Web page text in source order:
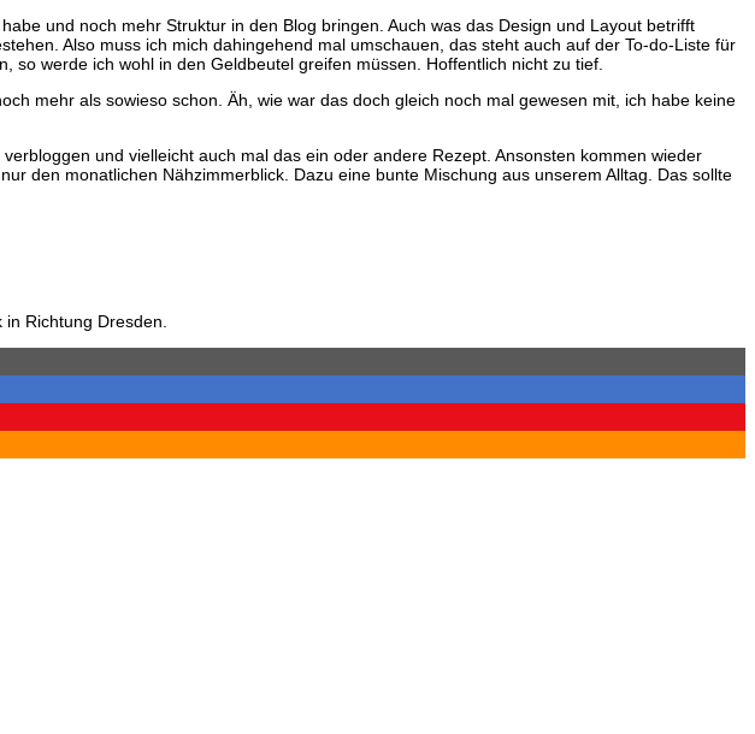
und noch mehr Struktur in den Blog bringen. Auch was das Design und Layout betrifft
Also muss ich mich dahingehend mal umschauen, das steht auch auf der To-do-Liste für
werde ich wohl in den Geldbeutel greifen müssen. Hoffentlich nicht zu tief.
mehr als sowieso schon. Äh, wie war das doch gleich noch mal gewesen mit, ich habe keine
und vielleicht auch mal das ein oder andere Rezept. Ansonsten kommen wieder
den monatlichen Nähzimmerblick. Dazu eine bunte Mischung aus unserem Alltag. Das sollte
Richtung Dresden.